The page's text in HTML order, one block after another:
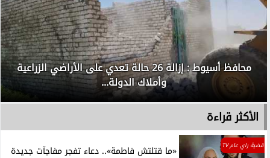
محافظ أسيوط : إزالة 26 حالة تعدي على الأراضي الزراعية
وأملاك الدولة...
الأكثر قراءة
قضية راي عام TV
«ما قتلتش فاطمة».. دعاء تفجر مفاجآت جديدة